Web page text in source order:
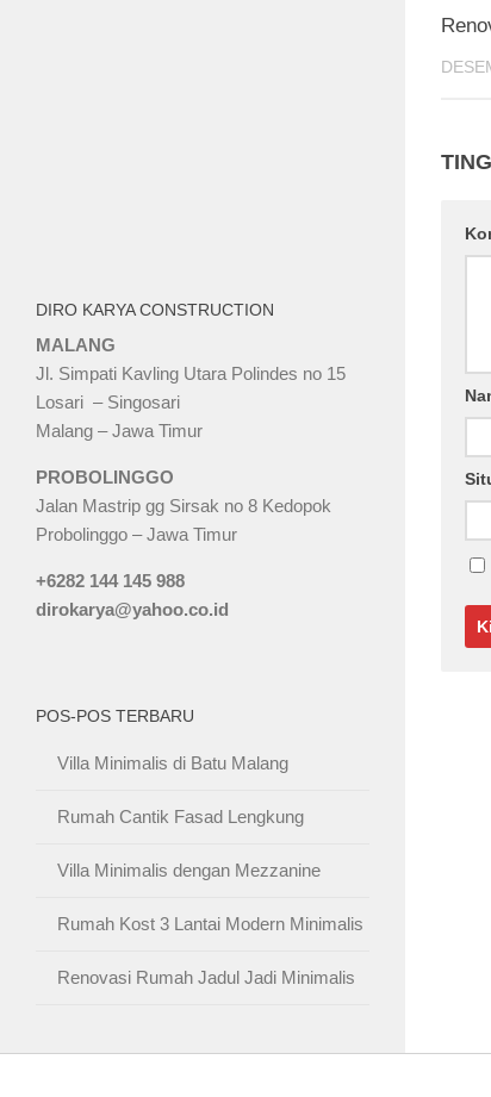
DIRO KARYA CONSTRUCTION
MALANG
Jl. Simpati Kavling Utara Polindes no 15
Losari – Singosari
Malang – Jawa Timur
PROBOLINGGO
Jalan Mastrip gg Sirsak no 8 Kedopok
Probolinggo – Jawa Timur
+6282 144 145 988
dirokarya@yahoo.co.id
POS-POS TERBARU
Villa Minimalis di Batu Malang
Rumah Cantik Fasad Lengkung
Villa Minimalis dengan Mezzanine
Rumah Kost 3 Lantai Modern Minimalis
Renovasi Rumah Jadul Jadi Minimalis